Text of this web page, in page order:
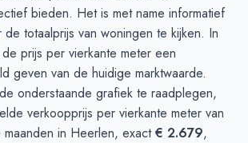
Bedrag
€ 313.996
€ 275.796
bieden. Het is met name informatief
de totaalprijs van woningen te kijken. In
prijs per vierkante meter een
geven van de huidige marktwaarde.
onderstaande grafiek te raadplegen,
verkoopprijs per vierkante meter van
in Heerlen, exact€ 2.679,